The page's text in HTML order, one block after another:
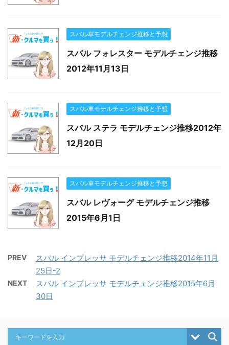
スバル車モデルチェンジ推移と予想
スバル フォレスター モデルチェンジ推移
2012年11月13日
スバル車モデルチェンジ推移と予想
スバル ステラ モデルチェンジ推移2012年
12月20日
スバル車モデルチェンジ推移と予想
スバル レヴォーグ モデルチェンジ推移
2015年6月1日
PREV
スバル インプレッサ モデルチェンジ推移2014年11月
25日-2
NEXT
スバル インプレッサ モデルチェンジ推移2015年6月
30日